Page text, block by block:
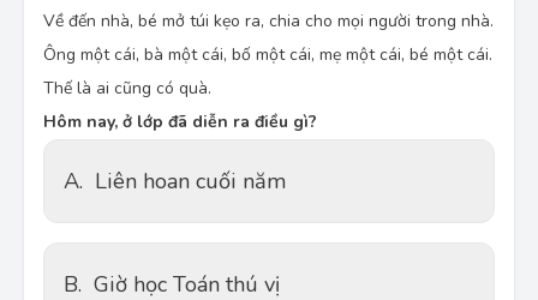
Về đến nhà, bé mở túi kẹo ra, chia cho mọi người trong nhà.
Ông một cái, bà một cái, bố một cái, mẹ một cái, bé một cái.
Thế là ai cũng có quà.
Hôm nay, ở lớp đã diễn ra điều gì?
A. Liên hoan cuối năm
B. Giờ học Toán thú vị